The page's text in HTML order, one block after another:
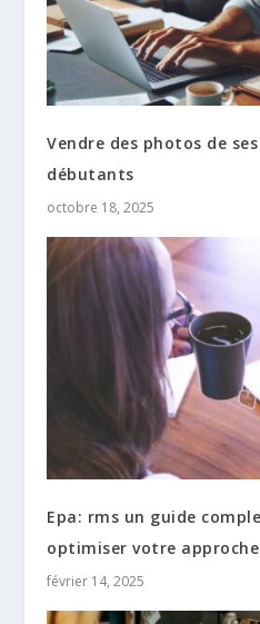
Vendre des photos de
débutants
octobre 18, 2025
Epa: rms un guide
optimiser votre approche
février 14, 2025